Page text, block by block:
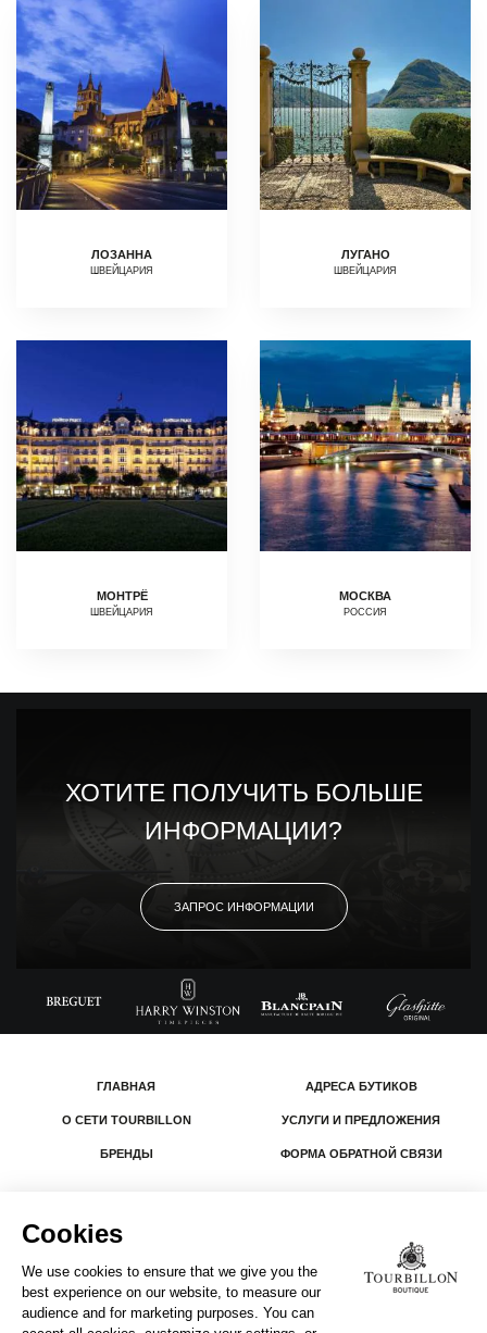
ЛОЗАННА
ШВЕЙЦАРИЯ
ЛУГАНО
ШВЕЙЦАРИЯ
МОНТРЁ
ШВЕЙЦАРИЯ
МОСКВА
РОССИЯ
ХОТИТЕ ПОЛУЧИТЬ БОЛЬШЕ
ИНФОРМАЦИИ?
ЗАПРОС ИНФОРМАЦИИ
ГЛАВНАЯ
О СЕТИ TOURBILLON
БРЕНДЫ
АДРЕСА БУТИКОВ
УСЛУГИ И ПРЕДЛОЖЕНИЯ
ФОРМА ОБРАТНОЙ СВЯЗИ
Все права защищены.